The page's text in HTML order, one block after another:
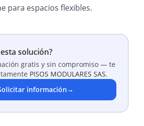
para espacios flexibles.
solución?
gratis y sin compromiso — te
PISOS MODULARES SAS.
información→